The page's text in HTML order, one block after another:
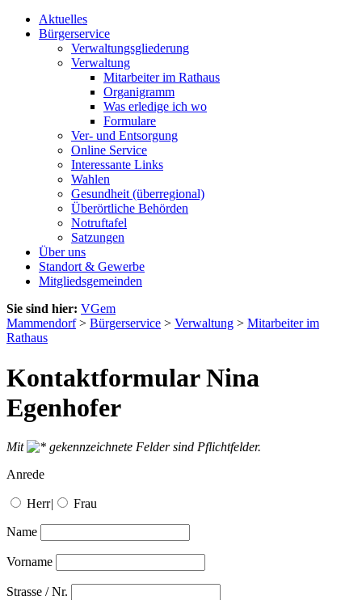
Aktuelles
Bürgerservice
Verwaltungsgliederung
Verwaltung
Mitarbeiter im Rathaus
Organigramm
Was erledige ich wo
Formulare
Ver- und Entsorgung
Online Service
Interessante Links
Wahlen
Gesundheit (überregional)
Überörtliche Behörden
Notruftafel
Satzungen
Über uns
Standort & Gewerbe
Mitgliedsgemeinden
Sie sind hier: VGem
Mammendorf> Bürgerservice > Verwaltung > Mitarbeiter im
Rathaus
Kontaktformular Nina
Egenhofer
Mit
gekennzeichnete Felder sind Pflichtfelder.
Anrede
Herr| Frau
Name
Vorname
Strasse / Nr.